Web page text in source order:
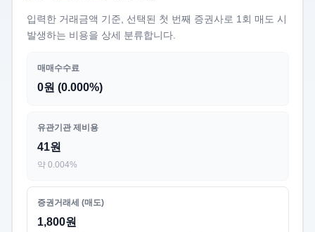
입력한 거래금액 기준, 선택된 첫 번째 증권사로 1회 매도 시
발생하는 비용을 상세 분류합니다.
매매수수료
0원 (0.000%)
유관기관 제비용
41원
약 0.004%
증권거래세 (매도)
1,800원